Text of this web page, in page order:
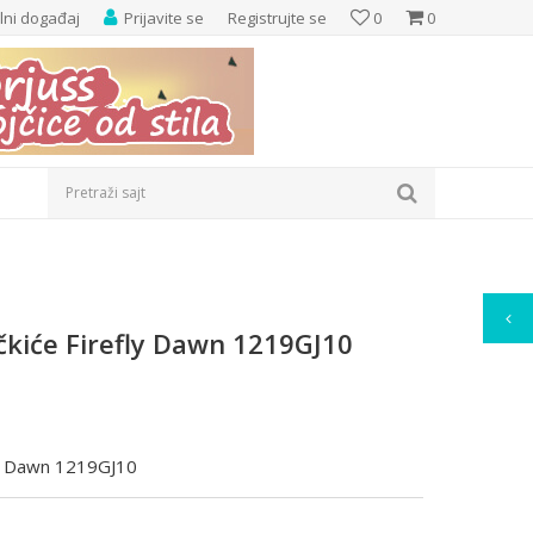
0
0
Prijavite se Registrujte se
događaj
Pretraži sajt
Firefly Dawn 1219GJ10
1219GJ10